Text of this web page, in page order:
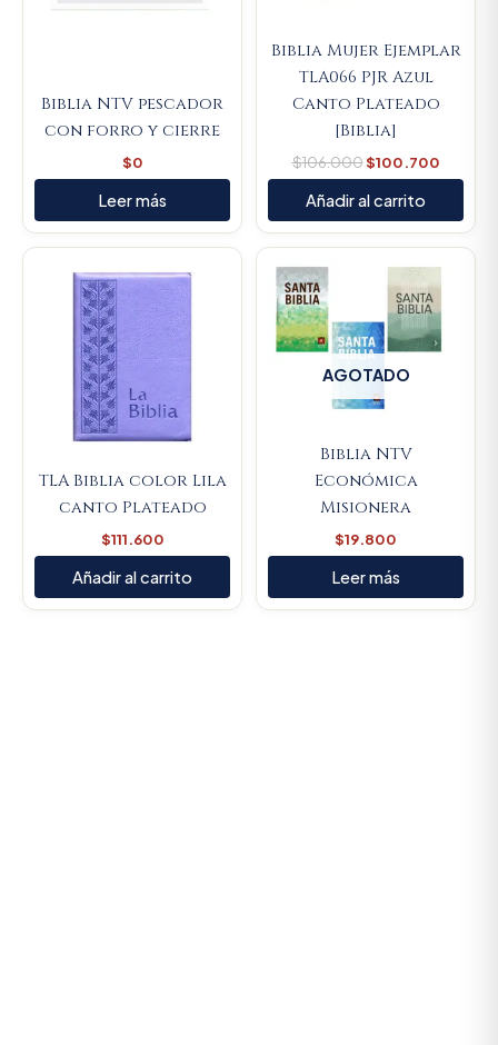
Biblia NTV pescador
con forro y cierre
$0
Leer más
Biblia Mujer Ejemplar
TLA066 PJR Azul
Canto Plateado
[Biblia]
$106.000$100.700
Añadir al carrito
TLA Biblia color Lila
canto Plateado
$111.600
Añadir al carrito
AGOTADO
Biblia NTV
Económica
Misionera
$19.800
Leer más